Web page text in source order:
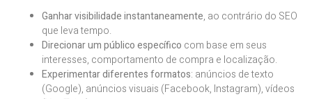
Ganhar visibilidade instantaneamente, ao contrário do SEO
que leva tempo.
Direcionar um público específico com base em seus
interesses, comportamento de compra e localização.
Experimentar diferentes formatos: anúncios de texto
(Google), anúncios visuais (Facebook, Instagram), vídeos